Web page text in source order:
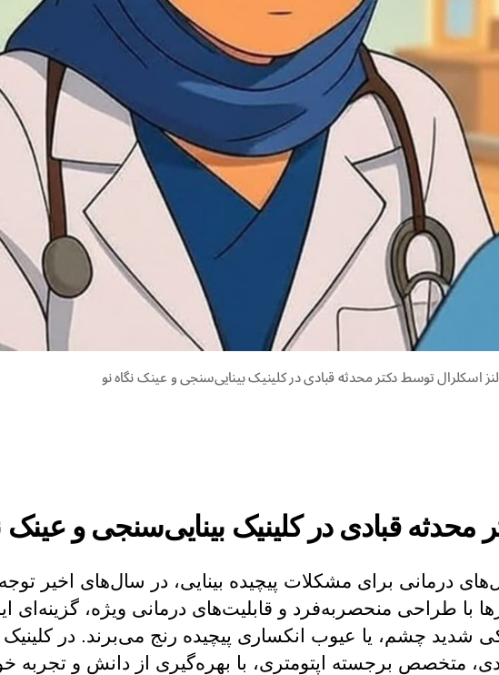
اسکلرال توسط دکتر محدثه قبادی در کلینیک بینایی‌سنجی و عینک نگاه نو
قبادی در کلینیک بینایی‌سنجی و عینک
درمانی برای مشکلات پیچیده بینایی، در سال‌های اخیر
با طراحی منحصربه‌فرد و قابلیت‌های درمانی ویژه، گزینه‌ای
شدید چشم، یا عیوب انکساری پیچیده رنج می‌برند. در
متخصص برجسته اپتومتری، با بهره‌گیری از دانش و تجربه